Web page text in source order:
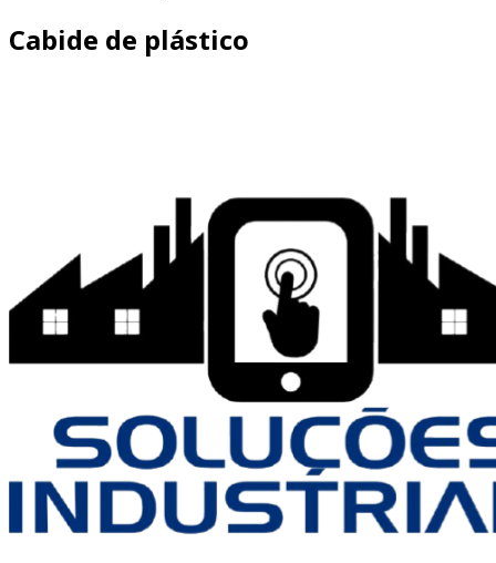
Cabide de plástico